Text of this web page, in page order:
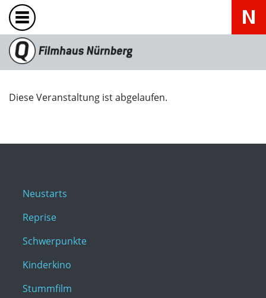
Diese Veranstaltung ist abgelaufen.
Neustarts
Reprise
Schwerpunkte
Kinderkino
Stummfilm